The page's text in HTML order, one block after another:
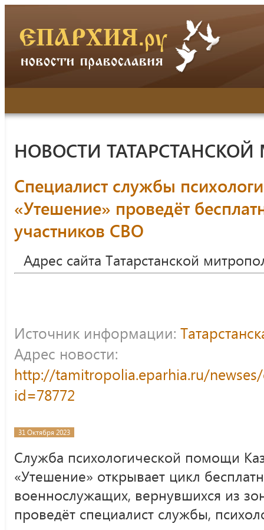
НОВОСТИ
Специалист службы
«Утешение» проведёт
участников СВО
Адрес сайта Татарстанской
Источник информации:
Адрес новости:
http://tamitropolia.eparhia.ru/
id=78772
31 Октября 2023
Служба психологической помощи
«Утешение» открывает цикл
военнослужащих, вернувшихся из
проведёт специалист службы,